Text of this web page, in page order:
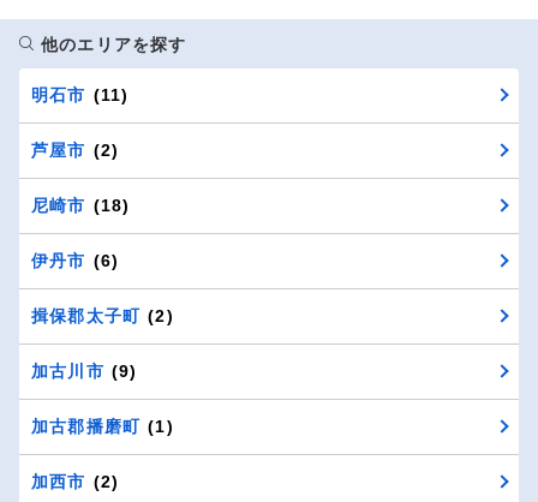
他のエリアを探す
明石市 (11)
芦屋市 (2)
尼崎市 (18)
伊丹市 (6)
揖保郡太子町 (2)
加古川市 (9)
加古郡播磨町 (1)
加西市 (2)